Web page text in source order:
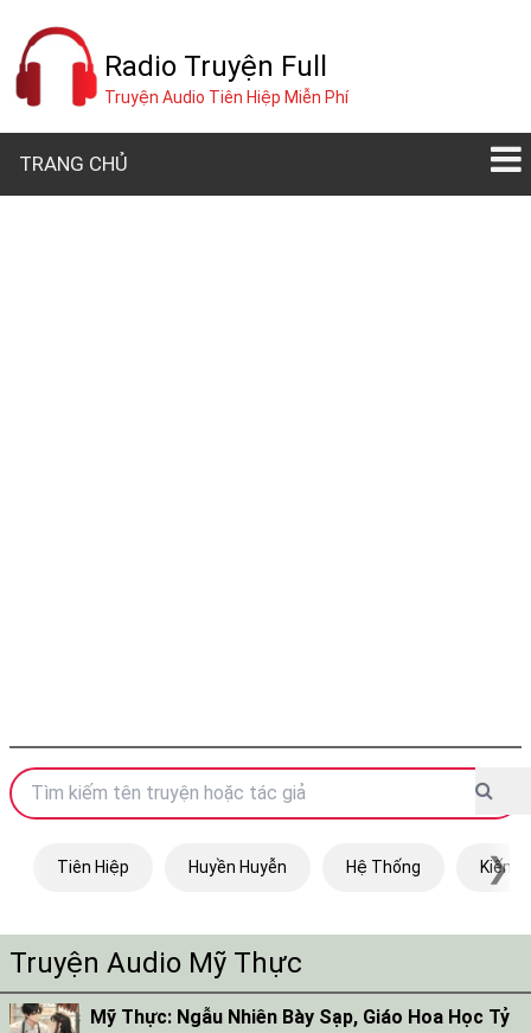
Radio Truyện Full
Truyện Audio Tiên Hiệp Miễn Phí
TRANG CHỦ
Tiên Hiệp Huyền Huyễn Hệ Thống Kiếm
❯
Truyện Audio Mỹ Thực
Mỹ Thực: Ngẫu Nhiên Bày Sạp, Giáo Hoa Học Tỷ